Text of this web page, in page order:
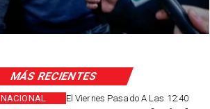
El Viernes Pasado A Las 12:40
NACIONAL
MÁS RECIENTES